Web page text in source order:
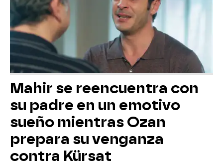
Mahir se reencuentra con
su padre en un emotivo
sueño mientras Ozan
prepara su venganza
contra Kürsat